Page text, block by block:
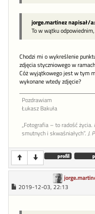
jorge.martinez napisał/a:
To w wątku
Chodzi mi o wykreślenie
zdjęcia styczniowego w
Cóż wyjątkowego jest w tym
wykonane wtedy zdjęcie?
Pozdrawiam
Łukasz Bakuła
„Fotografia – to radość
smutnych i skwaśniałych”. J.
2019-12-03, 22:13